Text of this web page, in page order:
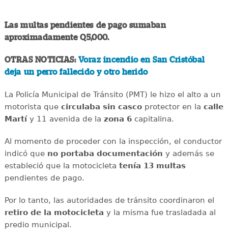
Las multas pendientes de pago sumaban
aproximadamente Q5,000.
OTRAS NOTICIAS: Voraz incendio en San Cristóbal
deja un perro fallecido y otro herido
La Policía Municipal de Tránsito (PMT) le hizo el alto a un
motorista quecirculaba sin cascoprotector en la calle
Martíy 11 avenida de la zona 6capitalina.
Al momento de proceder con la inspección, el conductor
indicó que no portaba documentación y además se
estableció que la motocicleta tenía 13 multas
pendientes de pago.
Por lo tanto, las autoridades de tránsito coordinaron el
retiro de la motocicleta y la misma fue trasladada al
predio municipal.